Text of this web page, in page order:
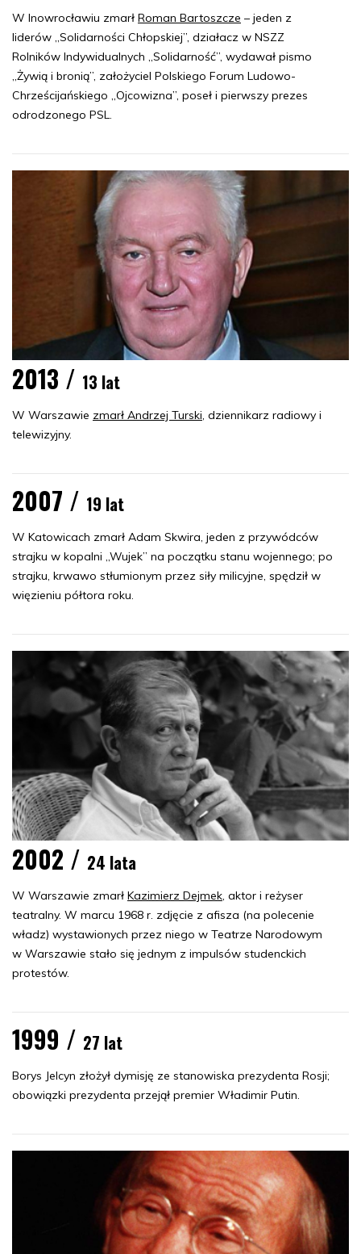
W Inowrocławiu zmarł Roman Bartoszcze – jeden z
liderów „Solidarności Chłopskiej”, działacz w NSZZ
Rolników Indywidualnych „Solidarność”, wydawał pismo
„Żywią i bronią”, założyciel Polskiego Forum Ludowo-
Chrześcijańskiego „Ojcowizna”, poseł i pierwszy prezes
odrodzonego PSL.
2013 / 13 lat
W Warszawie zmarł Andrzej Turski, dziennikarz radiowy i
telewizyjny.
2007 / 19 lat
W Katowicach zmarł Adam Skwira, jeden z przywódców
strajku w kopalni „Wujek” na początku stanu wojennego; po
strajku, krwawo stłumionym przez siły milicyjne, spędził w
więzieniu półtora roku.
2002 / 24 lata
W Warszawie zmarł Kazimierz Dejmek, aktor i reżyser
teatralny. W marcu 1968 r. zdjęcie z afisza (na polecenie
władz) wystawionych przez niego w Teatrze Narodowym
w Warszawie stało się jednym z impulsów studenckich
protestów.
1999 / 27 lat
Borys Jelcyn złożył dymisję ze stanowiska prezydenta Rosji;
obowiązki prezydenta przejął premier Władimir Putin.